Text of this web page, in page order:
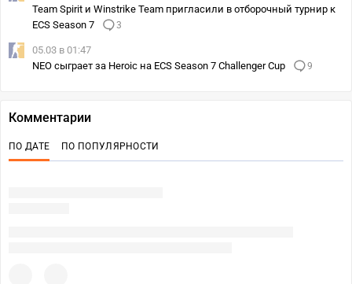
Team Spirit и Winstrike Team пригласили в отборочный турнир к
ECS Season 7
3
05.03 в 01:47
NEO сыграет за Heroic на ECS Season 7 Challenger Cup
9
Комментарии
ПО ДАТЕ ПО ПОПУЛЯРНОСТИ